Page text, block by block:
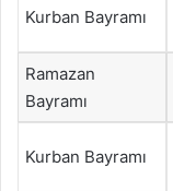
Kurban Bayramı
Ramazan
Bayramı
Kurban Bayramı